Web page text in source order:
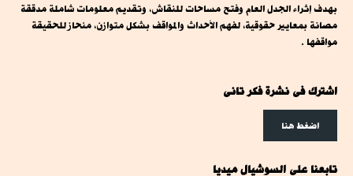
بهدف إثراء الجدل العام وفتح مساحات للنقاش، وتقديم معلومات شاملة مدققة
مصانة بمعايير حقوقية، لفهم الأحداث والمواقف بشكل متوازن، منحاز للحقيقة
مواقفها .
اشترك فى نشرة فكر تانى
اضغط هنا
تابعنا على السوشيال ميديا